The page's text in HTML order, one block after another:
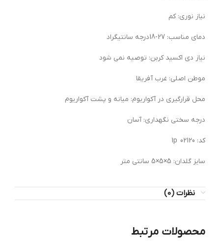
نیاز نوری: کم
دمای مناسب: 27-18درجه سانتیگراد
نیاز دی اکسید کربن: توصیه نمی شود
موطن اصلی: غرب آفریقا
محل قرارگیری در آکواریوم: میانه و پشت آکواریوم
درجه سختی نگهداری: آسان
کد: 02120 1p
سایز گلدان: 5×5×5 سانتی متر
نظرات (0)
محصولات مرتبط